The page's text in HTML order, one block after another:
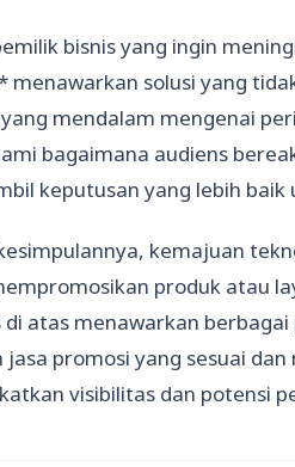
bisnis yang ingin
menawarkan solusi yang
mendalam mengenai
bagaimana audiens
keputusan yang lebih
kemajuan
produk atau
di atas menawarkan
jasa promosi yang sesuai
visibilitas dan potensi